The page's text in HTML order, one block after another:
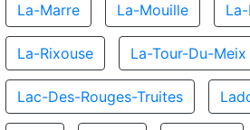
La-Marre La-Mouille
La-Rixouse La-Tour-Du-Meix
Lac-Des-Rouges-Truites